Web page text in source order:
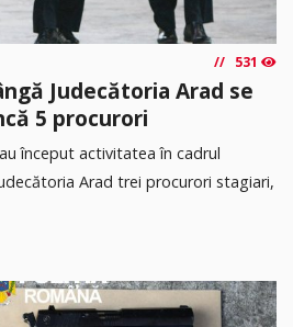
531
Judecătoria Arad se
5 procurori
început activitatea în cadrul
Arad trei procurori stagiari,